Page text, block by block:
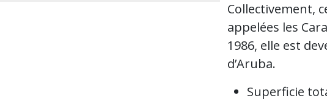
Collectivement,
appelées les
1986, elle est
d’Aruba.
Superficie